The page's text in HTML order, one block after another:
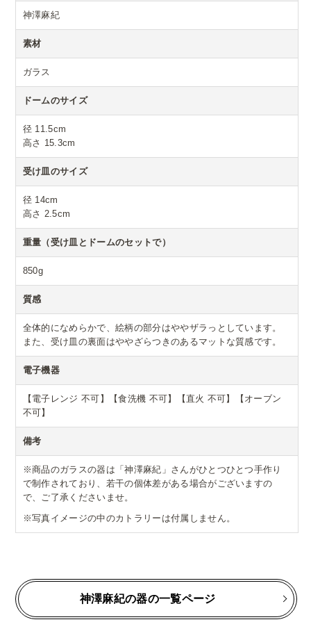
神澤麻紀
素材
ガラス
ドームのサイズ
径 11.5cm
高さ 15.3cm
受け皿のサイズ
径 14cm
高さ 2.5cm
重量（受け皿とドームのセットで）
850g
質感
全体的になめらかで、絵柄の部分はややザラっとしています。
また、受け皿の裏面はややざらつきのあるマットな質感です。
電子機器
【電子レンジ 不可】【食洗機 不可】【直火 不可】【オーブン
不可】
備考
※商品のガラスの器は「神澤麻紀」さんがひとつひとつ手作り
で制作されており、若干の個体差がある場合がございますの
で、ご了承くださいませ。
※写真イメージの中のカトラリーは付属しません。
神澤麻紀の器の一覧ページ